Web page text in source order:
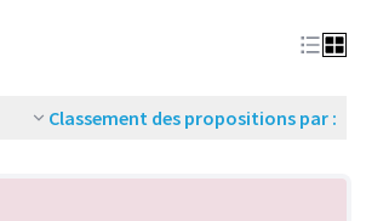
Classement des propositions par :